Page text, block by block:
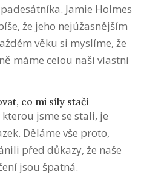
Jamie Holmes
že jeho nejúžasnějším
věku si myslíme, že
máme celou naší vlastní
co mi síly stačí
jsme se stali, je
Děláme vše proto,
před důkazy, že naše
jsou špatná.